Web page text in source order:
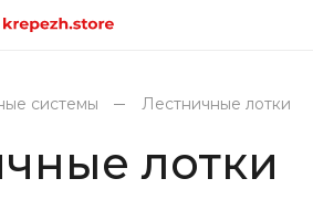
системы Лестничные лотки
лотки